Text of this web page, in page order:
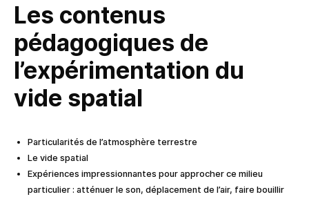
Les contenus
pédagogiques de
l’expérimentation du
vide spatial
Particularités de l’atmosphère terrestre
Le vide spatial
Expériences impressionnantes pour approcher ce milieu
particulier : atténuer le son, déplacement de l’air, faire bouillir